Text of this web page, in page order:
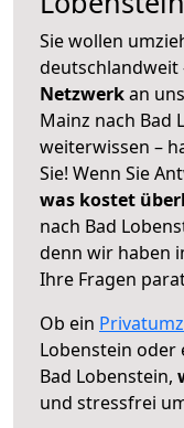
Sie wollen
deutschlandweit
Netzwerkan
Mainz nach Bad
weiterwissen –
Sie! Wenn Sie
was kostet
nach Bad
denn wir haben
Ihre Fragen
Ob ein
Lobenstein oder
Bad Lobenstein,
und stressfrei